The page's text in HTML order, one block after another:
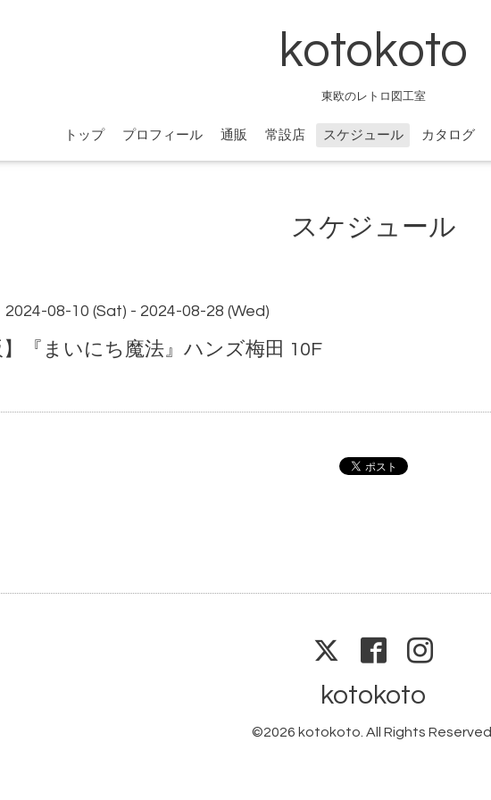
kotokoto
東欧のレトロ図工室
トップ プロフィール 通販 常設店 スケジュール カタログ
スケジュール
2024-08-10 (Sat) - 2024-08-28 (Wed)
】『まいにち魔法』ハンズ梅田 10F
kotokoto
©2026 kotokoto . All Rights Reserved.